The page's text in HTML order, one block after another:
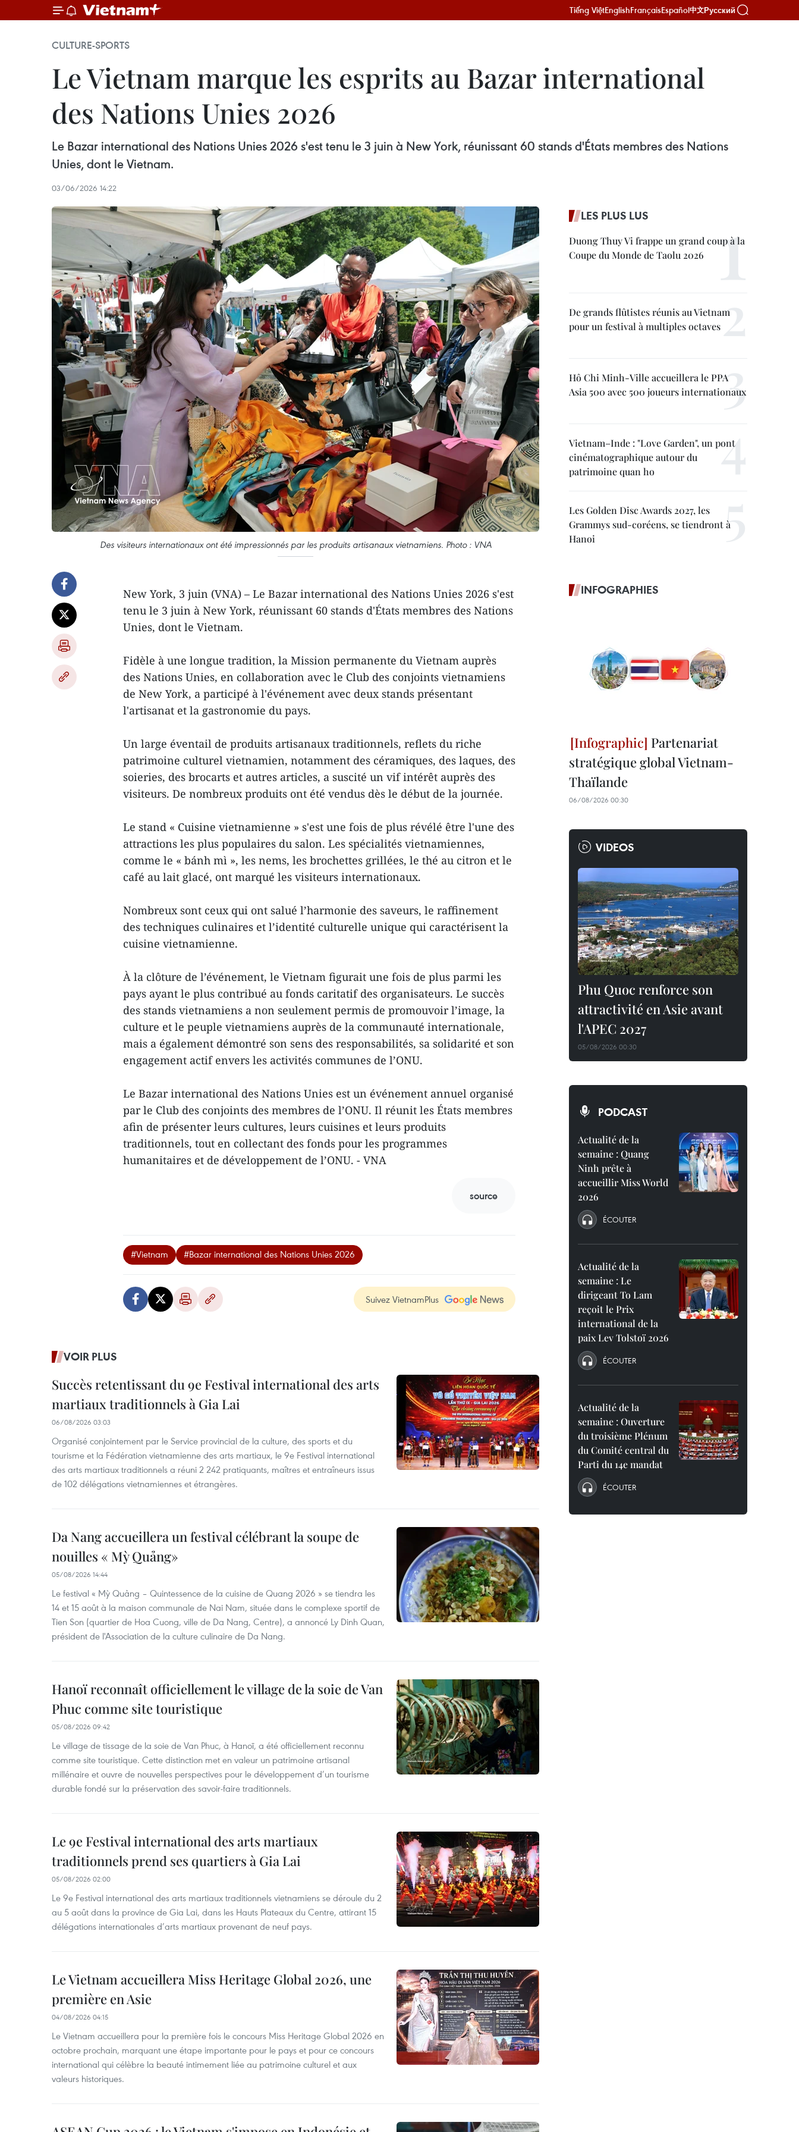
Tiếng ViệtEnglishFrançaisEspañol中文Русский
CULTURE-SPORTS
Le Vietnam marque les esprits au Bazar international
des Nations Unies 2026
Le Bazar international des Nations Unies 2026 s'est tenu le 3 juin à New York, réunissant 60 stands d'États membres des Nations
Unies, dont le Vietnam.
03/06/2026 14:22
Des visiteurs internationaux ont été impressionnés par les produits artisanaux vietnamiens. Photo : VNA
New York, 3 juin (VNA) – Le Bazar international des Nations Unies 2026 s'est
tenu le 3 juin à New York, réunissant 60 stands d'États membres des Nations
Unies, dont le Vietnam.
Fidèle à une longue tradition, la Mission permanente du Vietnam auprès
des Nations Unies, en collaboration avec le Club des conjoints vietnamiens
de New York, a participé à l'événement avec deux stands présentant
l'artisanat et la gastronomie du pays.
Un large éventail de produits artisanaux traditionnels, reflets du riche
patrimoine culturel vietnamien, notamment des céramiques, des laques, des
soieries, des brocarts et autres articles, a suscité un vif intérêt auprès des
visiteurs. De nombreux produits ont été vendus dès le début de la journée.
Le stand « Cuisine vietnamienne » s'est une fois de plus révélé être l'une des
attractions les plus populaires du salon. Les spécialités vietnamiennes,
comme le « bánh mì », les nems, les brochettes grillées, le thé au citron et le
café au lait glacé, ont marqué les visiteurs internationaux.
Nombreux sont ceux qui ont salué l’harmonie des saveurs, le raffinement
des techniques culinaires et l’identité culturelle unique qui caractérisent la
cuisine vietnamienne.
À la clôture de l’événement, le Vietnam figurait une fois de plus parmi les
pays ayant le plus contribué au fonds caritatif des organisateurs. Le succès
des stands vietnamiens a non seulement permis de promouvoir l’image, la
culture et le peuple vietnamiens auprès de la communauté internationale,
mais a également démontré son sens des responsabilités, sa solidarité et son
engagement actif envers les activités communes de l’ONU.
Le Bazar international des Nations Unies est un événement annuel organisé
par le Club des conjoints des membres de l’ONU. Il réunit les États membres
afin de présenter leurs cultures, leurs cuisines et leurs produits
traditionnels, tout en collectant des fonds pour les programmes
humanitaires et de développement de l’ONU. - VNA
source
#Vietnam #Bazar international des Nations Unies 2026
Suivez VietnamPlus
VOIR PLUS
Succès retentissant du 9e Festival international des arts
martiaux traditionnels à Gia Lai
06/08/2026 03:03
Organisé conjointement par le Service provincial de la culture, des sports et du
tourisme et la Fédération vietnamienne des arts martiaux, le 9e Festival international
des arts martiaux traditionnels a réuni 2 242 pratiquants, maîtres et entraîneurs issus
de 102 délégations vietnamiennes et étrangères.
Da Nang accueillera un festival célébrant la soupe de
nouilles « Mỳ Quảng»
05/08/2026 14:44
Le festival « Mỳ Quảng – Quintessence de la cuisine de Quang 2026 » se tiendra les
14 et 15 août à la maison communale de Nai Nam, située dans le complexe sportif de
Tien Son (quartier de Hoa Cuong, ville de Da Nang, Centre), a annoncé Ly Dinh Quan,
président de l'Association de la culture culinaire de Da Nang.
Hanoï reconnaît officiellement le village de la soie de Van
Phuc comme site touristique
05/08/2026 09:42
Le village de tissage de la soie de Van Phuc, à Hanoï, a été officiellement reconnu
comme site touristique. Cette distinction met en valeur un patrimoine artisanal
millénaire et ouvre de nouvelles perspectives pour le développement d’un tourisme
durable fondé sur la préservation des savoir-faire traditionnels.
Le 9e Festival international des arts martiaux
traditionnels prend ses quartiers à Gia Lai
05/08/2026 02:00
Le 9e Festival international des arts martiaux traditionnels vietnamiens se déroule du 2
au 5 août dans la province de Gia Lai, dans les Hauts Plateaux du Centre, attirant 15
délégations internationales d’arts martiaux provenant de neuf pays.
Le Vietnam accueillera Miss Heritage Global 2026, une
première en Asie
04/08/2026 04:15
Le Vietnam accueillera pour la première fois le concours Miss Heritage Global 2026 en
octobre prochain, marquant une étape importante pour le pays et pour ce concours
international qui célèbre la beauté intimement liée au patrimoine culturel et aux
valeurs historiques.
LES PLUS LUS
Duong Thuy Vi frappe un grand coup à la
Coupe du Monde de Taolu 2026
De grands flûtistes réunis au Vietnam
pour un festival à multiples octaves
Hô Chi Minh-Ville accueillera le PPA
Asia 500 avec 500 joueurs internationaux
Vietnam–Inde : "Love Garden", un pont
cinématographique autour du
patrimoine quan ho
Les Golden Disc Awards 2027, les
Grammys sud-coréens, se tiendront à
Hanoi
INFOGRAPHIES
Partenariat
stratégique global Vietnam-
Thaïlande
06/08/2026 00:30
VIDEOS
Phu Quoc renforce son
attractivité en Asie avant
l'APEC 2027
05/08/2026 00:30
PODCAST
Actualité de la
semaine : Quang
Ninh prête à
accueillir Miss World
2026
ÉCOUTER
Actualité de la
semaine : Le
dirigeant To Lam
reçoit le Prix
international de la
paix Lev Tolstoï 2026
ÉCOUTER
Actualité de la
semaine : Ouverture
du troisième Plénum
du Comité central du
Parti du 14e mandat
ÉCOUTER